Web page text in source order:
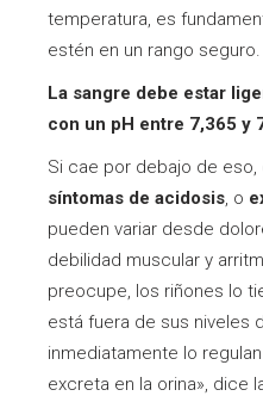
temperatura, es
estén en un rango seguro.
La sangre debe estar
con un pH entre 7,365 y
Si cae por debajo de
síntomas de acidosis, o
pueden variar desde
debilidad muscular y
preocupe, los riñones lo
está fuera de sus niveles
inmediatamente lo
excreta en la orina», dice